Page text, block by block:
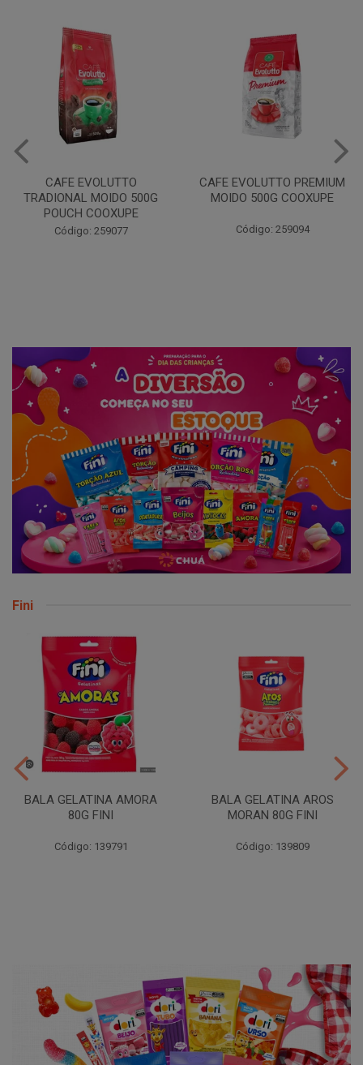
CAFE EVOLUTTO PREMIUM
MOIDO 500G COOXUPE
Código: 259094
FILTRO REULT EVOLUTTO
103 30UN COOXUPE
Código: 207791
Fini
BALA GELATINA AMORA
80G FINI
Código: 139791
BALA GELATINA AROS
MORAN 80G FINI
Código: 139809